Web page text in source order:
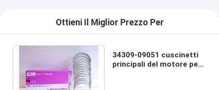
Ottieni Il Miglior Prezzo Per
34309-09051 cuscinetti
principali del motore per